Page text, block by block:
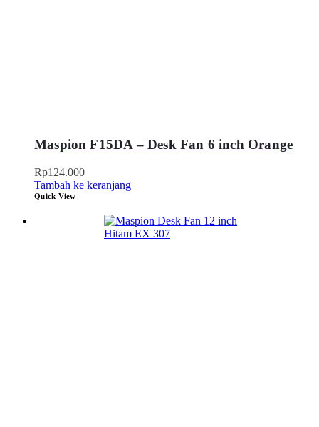
Maspion F15DA – Desk Fan 6 inch Orange
Rp124.000
Tambah ke keranjang
Quick View